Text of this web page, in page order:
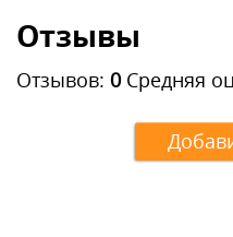
Отзывы
Отзывов: 0 Средняя